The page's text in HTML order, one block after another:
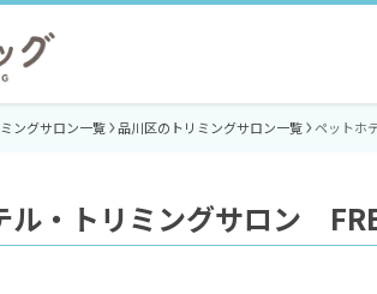
ングサロン一覧 品川区のトリミングサロン一覧 ペットホ
ル・トリミングサロン